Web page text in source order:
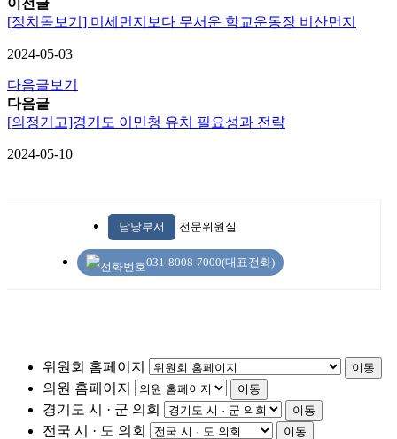
이전글
[정치돋보기] 미세먼지보다 무서운 학교운동장 비산먼지
2024-05-03
다음글보기
다음글
[의정기고]경기도 이민청 유치 필요성과 전략
2024-05-10
담당부서 전문위원실
031-8008-7000(대표전화)
위원회 홈페이지 이동
의원 홈페이지 이동
경기도 시 · 군 의회 이동
전국 시 · 도 의회 이동